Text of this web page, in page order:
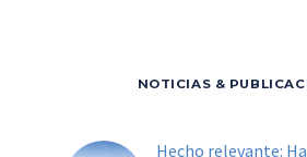
NOTICIAS &
Hecho relevante: